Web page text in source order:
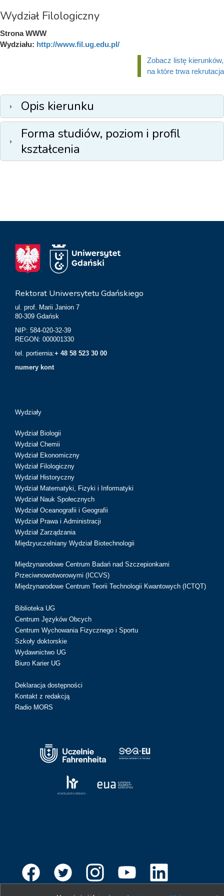
Wydział Filologiczny
Strona WWW
Wydziału: http://www.fil.ug.edu.pl/
Zobacz listę kierunków,
na które trwa rekrutacja
Opis kierunku
Forma studiów, poziom i profil
kształcenia
Rektorat Uniwersytetu Gdańskiego
ul. prof. Marii Janion 7
80-309 Gdańsk
NIP: 584-020-32-39
REGON: 000001330
tel. portiernia:+ 48 58 523 30 00
numery kont
Wydziały
Wydział Biologii
Wydział Chemii
Wydział Ekonomiczny
Wydział Filologiczny
Wydział Historyczny
Wydział Matematyki, Fizyki i Informatyki
Wydział Nauk Społecznych
Wydział Oceanografii i Geografii
Wydział Prawa i Administracji
Wydział Zarządzania
Międzyuczelniany Wydział Biotechnologii
Międzynarodowe Centrum Badań nad Szczepionkami
Przeciwnowotworowymi (ICCVS)
Międzynarodowe Centrum Teorii Technologii Kwantowych (ICTQT)
Biblioteka UG
Centrum Języków Obcych
Centrum Wychowania Fizycznego i Sportu
Szkoły doktorskie
Wydawnictwo UG
Biuro Karier UG
Deklaracja dostępności
Kontakt z redakcją
Radio MORS